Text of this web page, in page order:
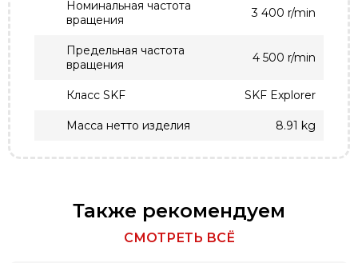
Номинальная частота
вращения
3 400 r/min
Предельная частота
вращения
4 500 r/min
Класс SKF SKF Explorer
Масса нетто изделия 8.91 kg
Также рекомендуем
СМОТРЕТЬ ВСЁ